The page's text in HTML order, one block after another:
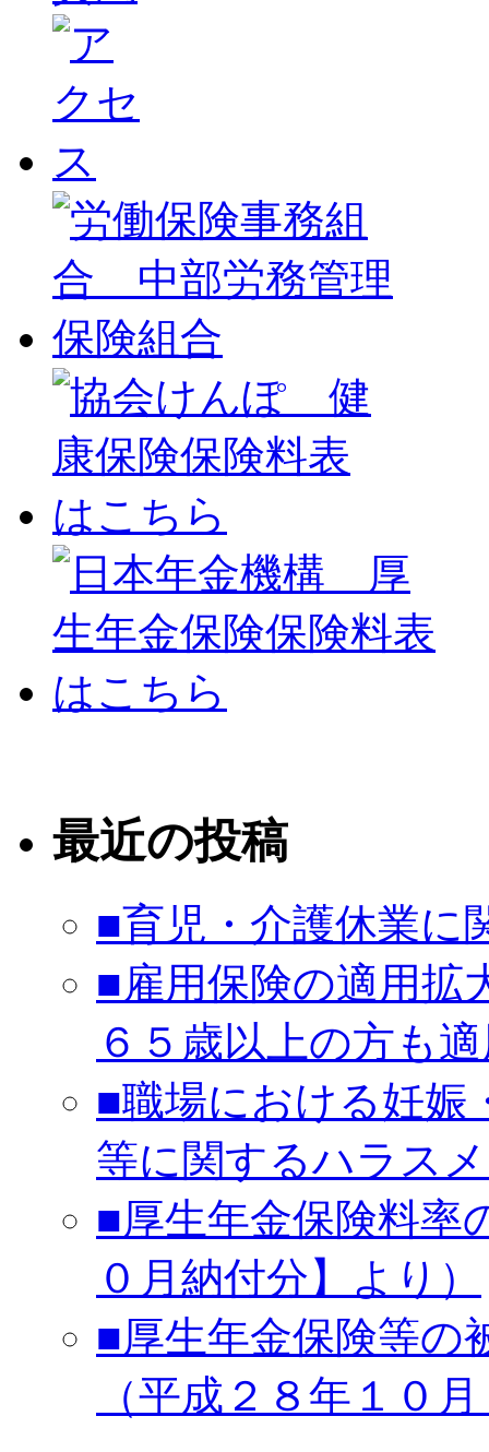
最近の投稿
■育児・介護休業に
■雇用保険の適用拡
６５歳以上の方も
■職場における妊娠
等に関するハラス
■厚生年金保険料率
０月納付分】より）
■厚生年金保険等の
（平成２８年１０